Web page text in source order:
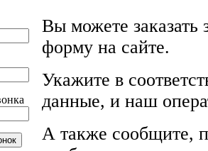
Вы можете заказать
форму на сайте.
Укажите в
данные, и наш
А также сообщите,